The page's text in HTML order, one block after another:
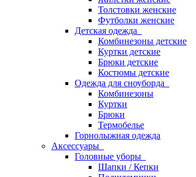
Толстовки женские
Футболки женские
Детская одежда
Комбинезоны детские
Куртки детские
Брюки детские
Костюмы детские
Одежда для сноуборда
Комбинезоны
Куртки
Брюки
Термобелье
Горнолыжная одежда
Аксессуары
Головные уборы
Шапки / Кепки